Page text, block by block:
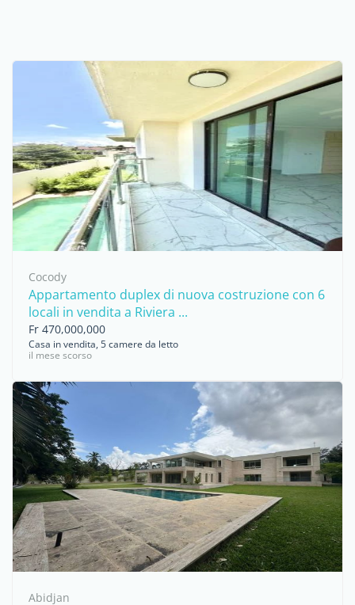
Cocody
Appartamento duplex di nuova costruzione con 6
locali in vendita a Riviera ...
Fr 470,000,000
Casa in vendita, 5 camere da letto
il mese scorso
Abidjan